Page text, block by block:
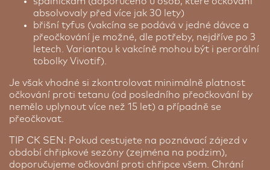
absolvovaly před více jak 30 lety)
břišní tyfus (vakcína se podává v jedné dávce a
přeočkování je možné, dle potřeby, nejdříve po 3
letech. Variantou k vakcíně mohou být i perorální
tobolky Vivotif).
Je však vhodné si zkontrolovat minimálně platnost
očkování proti tetanu (od posledního přeočkování by
nemělo uplynout více než 15 let) a případně se
přeočkovat.
TIP CK SEN: Pokud cestujete na poznávací zájezd v
období chřipkové sezóny (zejména na podzim),
doporučujeme očkování proti chřipce všem. Chrání